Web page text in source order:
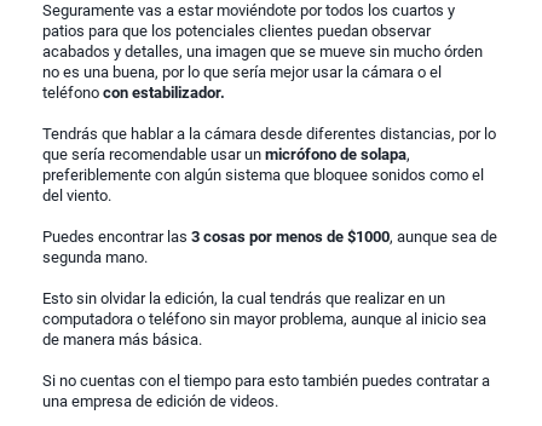
Seguramente vas a estar moviéndote por todos los cuartos y
patios para que los potenciales clientes puedan observar
acabados y detalles, una imagen que se mueve sin mucho órden
no es una buena, por lo que sería mejor usar la cámara o el
teléfono con estabilizador.
Tendrás que hablar a la cámara desde diferentes distancias, por lo
que sería recomendable usar un micrófono de solapa,
preferiblemente con algún sistema que bloquee sonidos como el
del viento.
Puedes encontrar las 3 cosas por menos de $1000, aunque sea de
segunda mano.
Esto sin olvidar la edición, la cual tendrás que realizar en un
computadora o teléfono sin mayor problema, aunque al inicio sea
de manera más básica.
Si no cuentas con el tiempo para esto también puedes contratar a
una empresa de edición de videos.